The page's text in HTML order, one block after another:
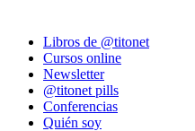
Libros de @titonet
Cursos online
Newsletter
@titonet pills
Conferencias
Quién soy